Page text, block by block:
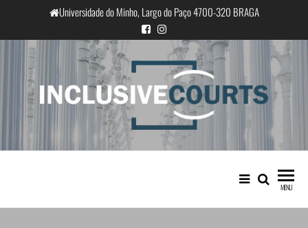
Universidade do Minho, Largo do Paço 4700-320 BRAGA
InclusiveCourts
Igualdade e diferença cultural na
prática judicial portuguesa
MENU